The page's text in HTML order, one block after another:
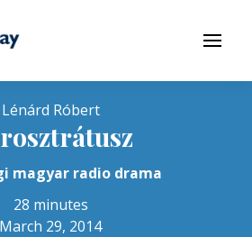
Menu
Lénárd Róbert
magyar radio drama
28 minutes
March 29, 2014